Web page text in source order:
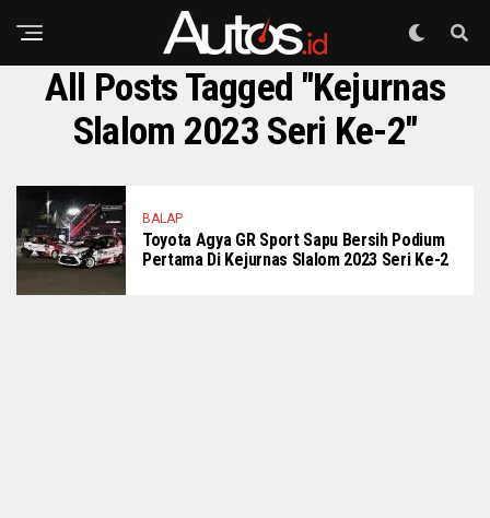
All Posts Tagged "Kejurnas
Slalom 2023 Seri Ke-2"
BALAP
Toyota Agya GR Sport Sapu Bersih Podium
Pertama Di Kejurnas Slalom 2023 Seri Ke-2